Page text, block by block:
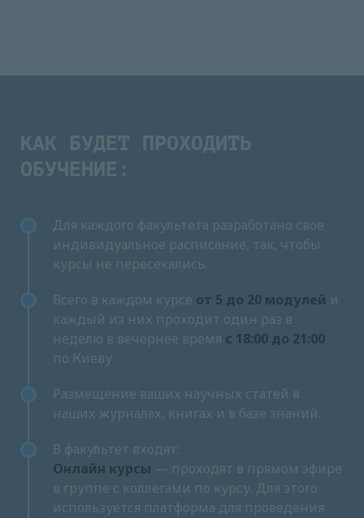
КАК БУДЕТ ПРОХОДИТЬ
ОБУЧЕНИЕ:
Для каждого факультета разработано свое
индивидуальное расписание, так, чтобы
курсы не пересекались.
Всего в каждом курсе от 5 до 20 модулей и
каждый из них проходит один раз в
неделю в вечернее время с 18:00 до 21:00
по Киеву.
Размещение ваших научных статей в
наших журналах, книгах и в базе знаний.
В факультет входят:
Онлайн курсы — проходят в прямом эфире
в группе с коллегами по курсу. Для этого
используется платформа для проведения